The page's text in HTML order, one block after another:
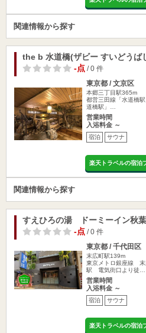
関連情報から探す
the b 水道橋(ザビー すいどうば
-点 / 0 件
東京都 / 文京区
本郷三丁目駅365m
都営三田線「水道橋
道橋駅」…
営業時間
入浴料金 ～
宿泊 サウナ
楽天トラベルの宿泊
関連情報から探す
すえひろの湯 ドーミーイン秋
-点 / 0 件
東京都 / 千代田区
末広町駅139m
東京メトロ銀座線 末
駅 電気街口より徒…
営業時間
入浴料金 ～
宿泊 サウナ
楽天トラベルの宿泊